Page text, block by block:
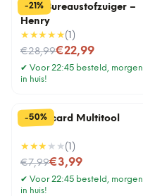
-21%
Mini Bureaustofzuiger –
Henry
★★★★★( 1 )
€28,99
Nu voor€22,99
✔ Voor 22:45 besteld, morgen
in huis!
-50%
Creditcard Multitool
★★★ ★★( 1 )
€7,99
Nu voor€3,99
✔ Voor 22:45 besteld, morgen
in huis!